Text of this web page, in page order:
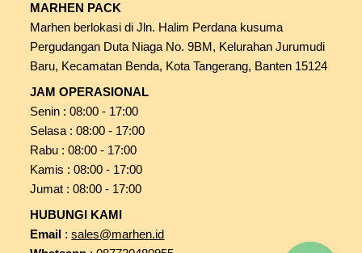
MARHEN PACK
Marhen berlokasi di Jln. Halim Perdana kusuma
Pergudangan Duta Niaga No. 9BM, Kelurahan Jurumudi
Baru, Kecamatan Benda, Kota Tangerang, Banten 15124
JAM OPERASIONAL
Senin : 08:00 - 17:00
Selasa : 08:00 - 17:00
Rabu : 08:00 - 17:00
Kamis : 08:00 - 17:00
Jumat : 08:00 - 17:00
HUBUNGI KAMI
Email :sales@marhen.id